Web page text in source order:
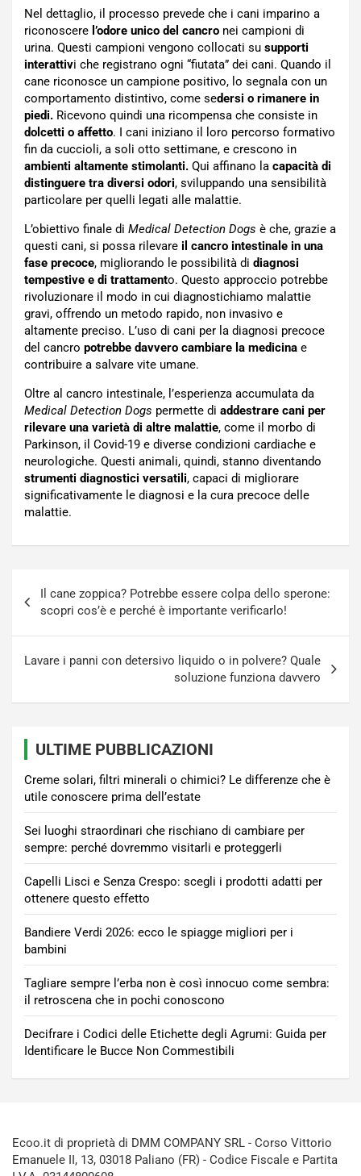
Nel dettaglio, il processo prevede che i cani imparino a
riconoscere l’odore unico del cancro nei campioni di
urina. Questi campioni vengono collocati su supporti
interattivi che registrano ogni “fiutata” dei cani. Quando il
cane riconosce un campione positivo, lo segnala con un
comportamento distintivo, come sedersi o rimanere in
piedi. Ricevono quindi una ricompensa che consiste in
dolcetti o affetto. I cani iniziano il loro percorso formativo
fin da cuccioli, a soli otto settimane, e crescono in
ambienti altamente stimolanti. Qui affinano la capacità di
distinguere tra diversi odori, sviluppando una sensibilità
particolare per quelli legati alle malattie.
L’obiettivo finale di Medical Detection Dogs è che, grazie a
questi cani, si possa rilevare il cancro intestinale in una
fase precoce, migliorando le possibilità di diagnosi
tempestive e di trattamento. Questo approccio potrebbe
rivoluzionare il modo in cui diagnostichiamo malattie
gravi, offrendo un metodo rapido, non invasivo e
altamente preciso. L’uso di cani per la diagnosi precoce
del cancro potrebbe davvero cambiare la medicina e
contribuire a salvare vite umane.
Oltre al cancro intestinale, l’esperienza accumulata da
Medical Detection Dogs permette di addestrare cani per
rilevare una varietà di altre malattie, come il morbo di
Parkinson, il Covid-19 e diverse condizioni cardiache e
neurologiche. Questi animali, quindi, stanno diventando
strumenti diagnostici versatili, capaci di migliorare
significativamente le diagnosi e la cura precoce delle
malattie.
articoli
Il cane zoppica? Potrebbe essere colpa dello sperone:
scopri cos’è e perché è importante verificarlo!
Lavare i panni con detersivo liquido o in polvere? Quale
soluzione funziona davvero
ULTIME PUBBLICAZIONI
Creme solari, filtri minerali o chimici? Le differenze che è
utile conoscere prima dell’estate
Sei luoghi straordinari che rischiano di cambiare per
sempre: perché dovremmo visitarli e proteggerli
Capelli Lisci e Senza Crespo: scegli i prodotti adatti per
ottenere questo effetto
Bandiere Verdi 2026: ecco le spiagge migliori per i
bambini
Tagliare sempre l’erba non è così innocuo come sembra:
il retroscena che in pochi conoscono
Decifrare i Codici delle Etichette degli Agrumi: Guida per
Identificare le Bucce Non Commestibili
Ecoo.it di proprietà di DMM COMPANY SRL - Corso Vittorio
Emanuele II, 13, 03018 Paliano (FR) - Codice Fiscale e Partita